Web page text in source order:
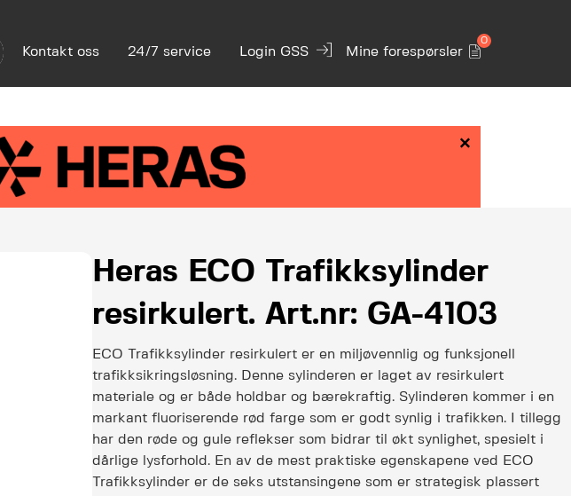
Kontakt oss 24/7 service Login GSS Mine forespørsler
0
×
Heras ECO Trafikksylinder
resirkulert. Art.nr: GA-4103
ECO Trafikksylinder resirkulert er en miljøvennlig og funksjonell
trafikksikringsløsning. Denne sylinderen er laget av resirkulert
materiale og er både holdbar og bærekraftig. Sylinderen kommer i en
markant fluoriserende rød farge som er godt synlig i trafikken. I tillegg
har den røde og gule reflekser som bidrar til økt synlighet, spesielt i
dårlige lysforhold. En av de mest praktiske egenskapene ved ECO
Trafikksylinder er de seks utstansingene som er strategisk plassert